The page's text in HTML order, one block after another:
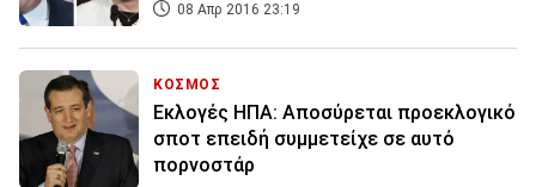
08 Απρ 2016 23:19
ΚΟΣΜΟΣ
Εκλογές ΗΠΑ: Aποσύρεται προεκλογικό
σποτ επειδή συμμετείχε σε αυτό
πορνοστάρ